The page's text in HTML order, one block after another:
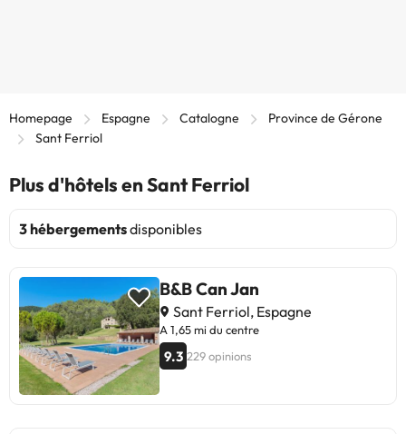
Homepage Espagne Catalogne
Province de Gérone
Sant Ferriol
Plus d'hôtels en Sant Ferriol
3 hébergementsdisponibles
B&B Can Jan
Sant Ferriol, Espagne
A 1,65 mi du centre
9.3 229 opinions